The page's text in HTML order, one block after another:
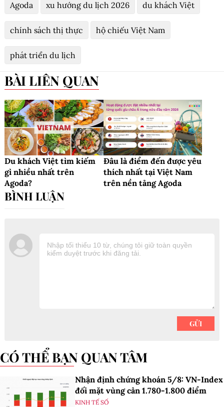
Agoda xu hướng du lịch 2026 du khách Việt
chính sách thị thực hộ chiếu Việt Nam
phát triển du lịch
BÀI LIÊN QUAN
Du khách Việt tìm kiếm
gì nhiều nhất trên
Agoda?
Đâu là điểm đến được yêu
thích nhất tại Việt Nam
trên nền tảng Agoda
CÓ THỂ BẠN QUAN TÂM
Nhận định chứng khoán 5/8: VN-Index
đối mặt vùng cản 1.780-1.800 điểm
KINH TẾ SỐ